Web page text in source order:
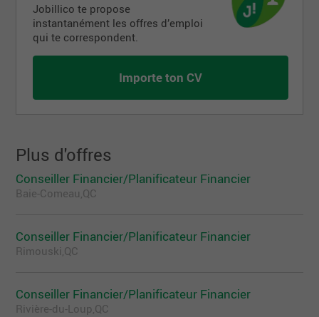
Jobillico te propose
instantanément les offres d’emploi
qui te correspondent.
Importe ton CV
Plus d'offres
Conseiller Financier/Planificateur Financier
Baie-Comeau,QC
Conseiller Financier/Planificateur Financier
Rimouski,QC
Conseiller Financier/Planificateur Financier
Rivière-du-Loup,QC